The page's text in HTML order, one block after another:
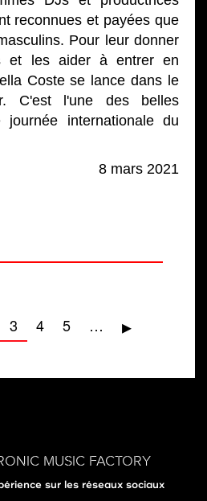
reconnues et payées que
Pour leur donner
et les aider à entrer en
Coste se lance dans le
C'est l'une des belles
internationale du
8 mars 2021
Page
actuelle
3 Page
4 Page
5 … Page
▸
MUSIC FACTORY
sur les réseaux sociaux